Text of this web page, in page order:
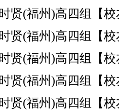
贤(福州)高四组【校
贤(福州)高四组【校
贤(福州)高四组【校
贤(福州)高四组【校
贤(福州)高四组【校